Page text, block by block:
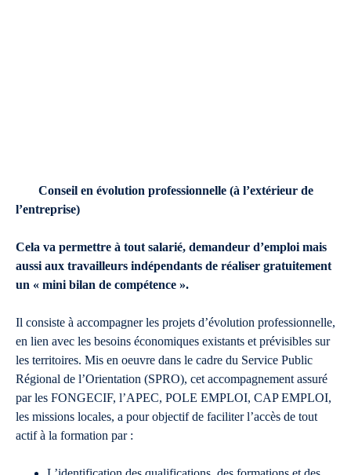
Conseil en évolution professionnelle (à l’extérieur de
l’entreprise)
Cela va permettre à tout salarié, demandeur d’emploi mais
aussi aux travailleurs indépendants de réaliser gratuitement
un « mini bilan de compétence ».
Il consiste à accompagner les projets d’évolution professionnelle,
en lien avec les besoins économiques existants et prévisibles sur
les territoires. Mis en oeuvre dans le cadre du Service Public
Régional de l’Orientation (SPRO), cet accompagnement assuré
par les FONGECIF, l’APEC, POLE EMPLOI, CAP EMPLOI,
les missions locales, a pour objectif de faciliter l’accès de tout
actif à la formation par :